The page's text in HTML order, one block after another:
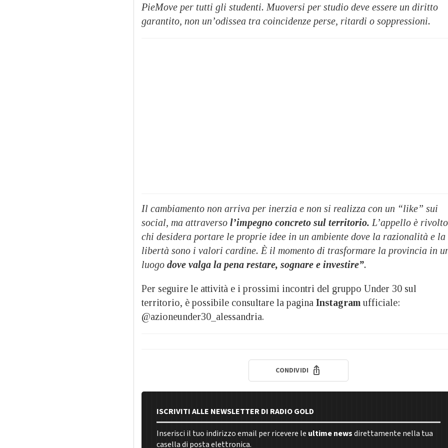
PieMove per tutti gli studenti. Muoversi per studio deve essere un diritto
garantito, non un’odissea tra coincidenze perse, ritardi o soppressioni.
Il cambiamento non arriva per inerzia e non si realizza con un “like” sui
social, ma attraverso l’impegno concreto sul territorio. L’appello è
chi desidera portare le proprie idee in un ambiente dove la razionalità e la
libertà sono i valori cardine. È il momento di trasformare la provincia in
luogo dove valga la pena restare, sognare e investire”.
Per seguire le attività e i prossimi incontri del gruppo Under 30 sul
territorio, è possibile consultare la pagina Instagram ufficiale:
@azioneunder30_alessandria.
CONDIVIDI
ISCRIVITI ALLE NEWSLETTER DI RADIO GOLD
Inserisci il tuo indirizzo email per ricevere le ultime newsdirettamente nella tua
casella di posta elettronica.